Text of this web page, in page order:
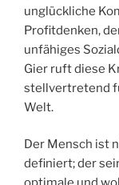
unglückliche
Profitdenken,
unfähiges
Gier ruft diese
stellvertretend
Welt.
Der Mensch ist
definiert; der